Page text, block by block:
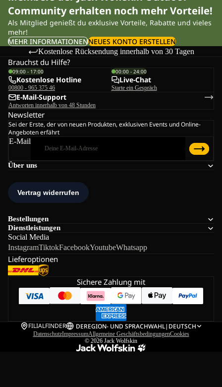
Community erhalten noch mehr Vorteile!
Als Mitglied genießt du exklusive Vorteile, Rabatte und vieles
mehr!
MEHR INFORMATIONENNEUES KONTO ERSTELLEN
Kostenlose Rücksendung innerhalb von 30 Tagen
Über uns
Bestellungen
Dienstleistungen
Social Media
InstagramTiktokFacebookYoutubeWhatsapp
Lieferoptionen
Brauchst du Hilfe?
09:00 - 17:00
Kostenlose Hotline
00800 - 965 375 46
00:00 - 24:00
Live-Chat
Starte ein Gespräch
E-Mail-Support
Antworten innerhalb von 48 Stunden
Newsletter
Sei der Erste, der von neuen Produkten, exklusiven Events und Online-
Angeboten erfährt
E-Mail
Sichere Zahlung mit
FILIALFINDER DEREGION- UND SPRACHWAHL| DEUTSCH
DatenschutzImpressumAllgemeine GeschäftsbedingungenCookies
© 2026 Jack Wolfskin